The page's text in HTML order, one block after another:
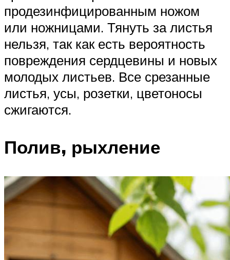
продезинфицированным ножом
или ножницами. Тянуть за листья
нельзя, так как есть вероятность
повреждения сердцевины и новых
молодых листьев. Все срезанные
листья, усы, розетки, цветоносы
сжигаются.
Полив, рыхление